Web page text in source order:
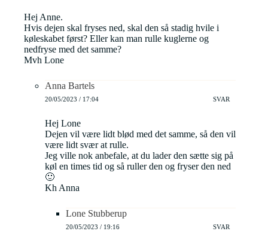
Hej Anne.
Hvis dejen skal fryses ned, skal den så stadig hvile i
køleskabet først? Eller kan man rulle kuglerne og
nedfryse med det samme?
Mvh Lone
Anna Bartels
20/05/2023 / 17:04 SVAR
Hej Lone
Dejen vil være lidt blød med det samme, så den vil
være lidt svær at rulle.
Jeg ville nok anbefale, at du lader den sætte sig på
køl en times tid og så ruller den og fryser den ned
🙂
Kh Anna
Lone Stubberup
20/05/2023 / 19:16 SVAR